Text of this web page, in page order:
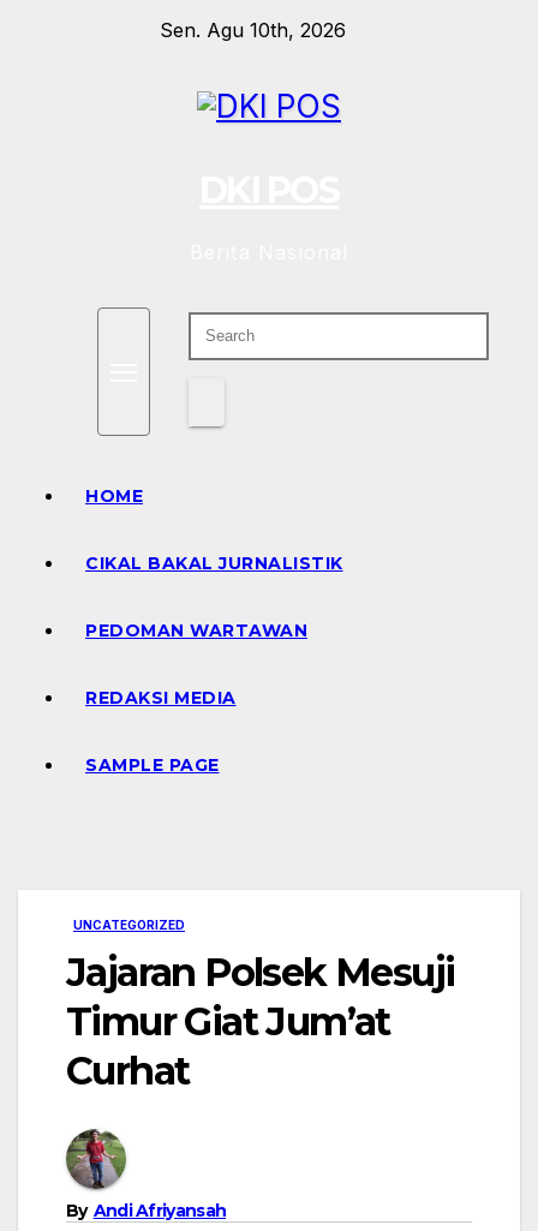
Sen. Agu 10th, 2026
HOME
CIKAL BAKAL JURNALISTIK
PEDOMAN WARTAWAN
REDAKSI MEDIA
SAMPLE PAGE
UNCATEGORIZED
Jajaran Polsek Mesuji
Timur Giat Jum’at
Curhat
By Andi Afriyansah